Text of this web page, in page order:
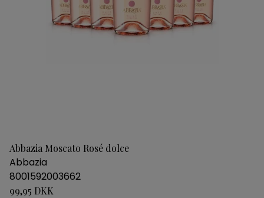
Abbazia Moscato Rosé dolce
Abbazia
8001592003662
99,95 DKK